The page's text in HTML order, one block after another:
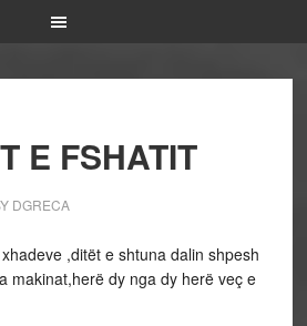
E FSHATIT
DGRECA
,ditët e shtuna dalin shpesh
makinat,herë dy nga dy herë veç e